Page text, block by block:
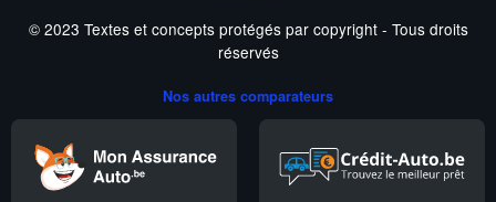
© 2023 Textes et concepts protégés par copyright - Tous droits
réservés
Nos autres comparateurs